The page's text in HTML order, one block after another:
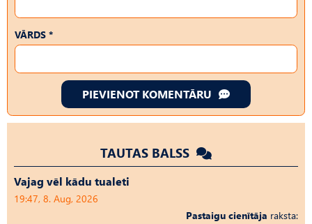
VĀRDS *
PIEVIENOT KOMENTĀRU
TAUTAS BALSS
Vajag vēl kādu tualeti
19:47, 8. Aug, 2026
Pastaigu cienītāja raksta: